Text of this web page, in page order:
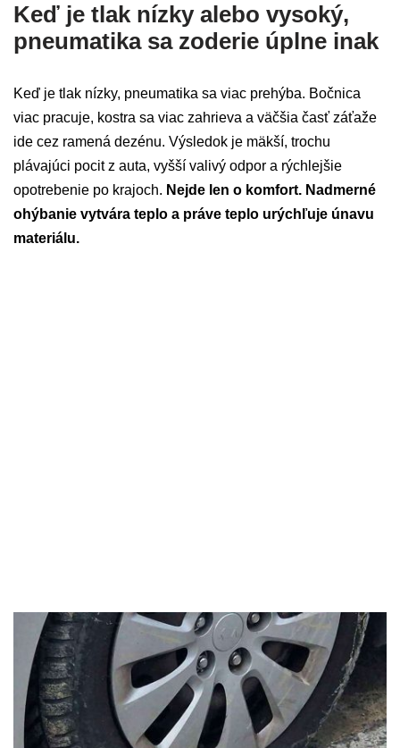
Keď je tlak nízky alebo vysoký,
pneumatika sa zoderie úplne inak
Keď je tlak nízky, pneumatika sa viac prehýba. Bočnica
viac pracuje, kostra sa viac zahrieva a väčšia časť záťaže
ide cez ramená dezénu. Výsledok je mäkší, trochu
plávajúci pocit z auta, vyšší valivý odpor a rýchlejšie
opotrebenie po krajoch. Nejde len o komfort. Nadmerné
ohýbanie vytvára teplo a práve teplo urýchľuje únavu
materiálu.